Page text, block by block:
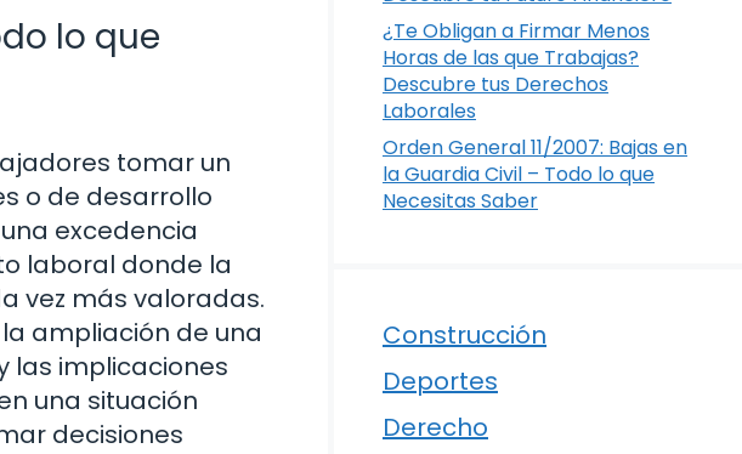
lo que
tomar un
o de desarrollo
excedencia
laboral donde la
vez más valoradas.
ampliación de una
las implicaciones
una situación
decisiones
¿Te Obligan a Firmar Menos
Horas de las que Trabajas?
Descubre tus Derechos
Laborales
Orden General 11/2007: Bajas en
la Guardia Civil – Todo lo que
Necesitas Saber
Construcción
Deportes
Derecho